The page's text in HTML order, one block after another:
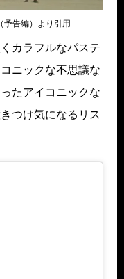
（予告編）より引用
カラフルなパステ
ニックな不思議な
たアイコニックな
つけ気になるリス